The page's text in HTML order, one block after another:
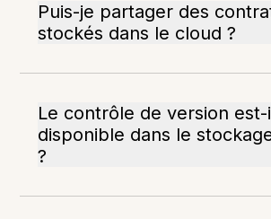
Puis-je partager des
stockés dans le cloud ?
Le contrôle de version est-
disponible dans le
?